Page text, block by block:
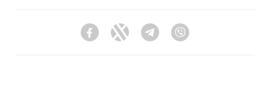
FacebookTwitter Telegram